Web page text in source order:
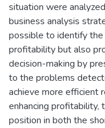
situation were
business analysis
possible to identify
profitability but also
decision-making by
to the problems
achieve more efficient
enhancing profitability,
position in both the